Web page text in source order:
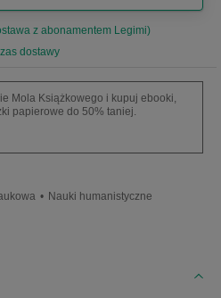
z abonamentem Legimi)
dostawy
Mola Książkowego i kupuj ebooki,
papierowe do 50% taniej.
• Nauki humanistyczne